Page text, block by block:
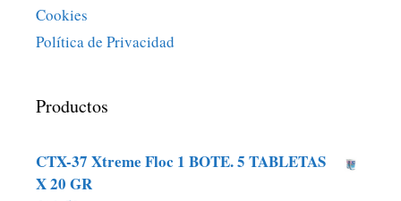
Cookies
Política de Privacidad
Productos
CTX-37 Xtreme Floc 1 BOTE. 5 TABLETAS
X 20 GR